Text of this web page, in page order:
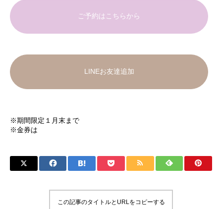
ご予約はこちらから
LINEお友達追加
※期間限定１月末まで
※金券は
この記事のタイトルとURLをコピーする